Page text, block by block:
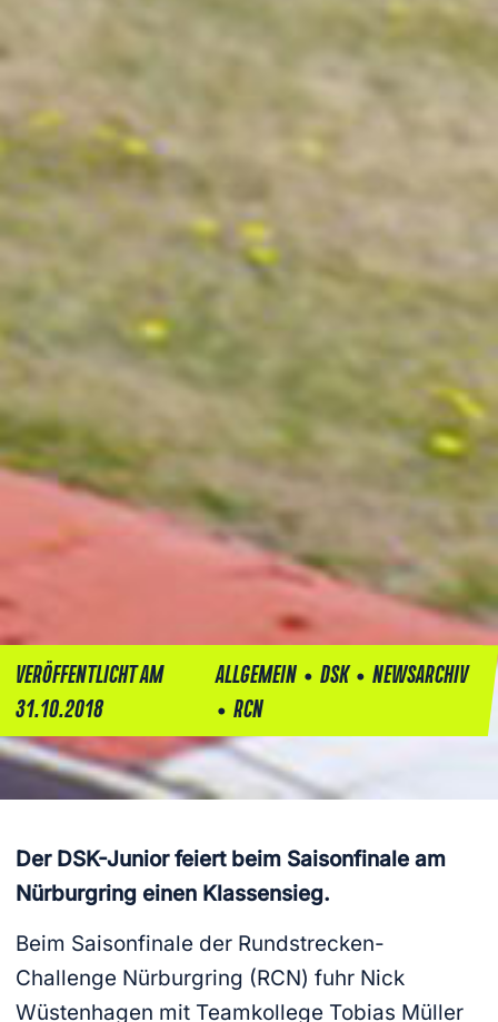
VERÖFFENTLICHT AM
31.10.2018
ALLGEMEIN• DSK• NEWSARCHIV
• RCN
Der DSK-Junior feiert beim Saisonfinale am
Nürburgring einen Klassensieg.
Beim Saisonfinale der Rundstrecken-
Challenge Nürburgring (RCN) fuhr Nick
Wüstenhagen mit Teamkollege Tobias Müller